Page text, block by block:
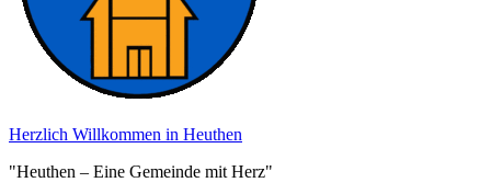
Herzlich Willkommen in Heuthen
"Heuthen – Eine Gemeinde mit Herz"